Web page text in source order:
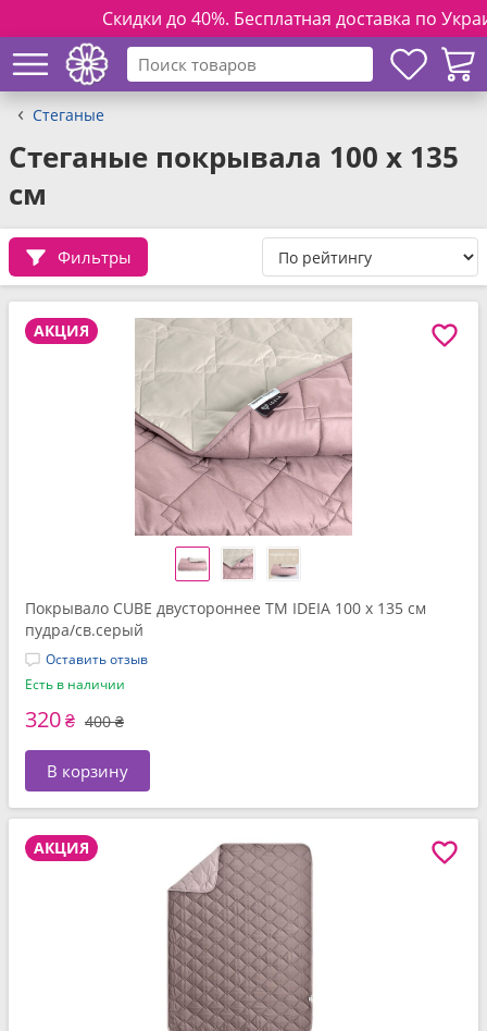
Скидки до 40%. Бесплатная доставка по
Стеганые
Стеганые покрывала 100 x 135
см
Фильтры
АКЦИЯ
Покрывало CUBE двустороннее TM IDEIA 100 x 135 см
пудра/св.серый
Оставить отзыв
Есть в наличии
320₴ 400 ₴
В корзину
АКЦИЯ